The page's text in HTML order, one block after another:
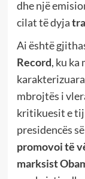
dhe një
cilat të dyja
Ai është
Record, ku ka
mbrojtës i
kritikuesit e tij
presidencës së
promovoi të
marksist